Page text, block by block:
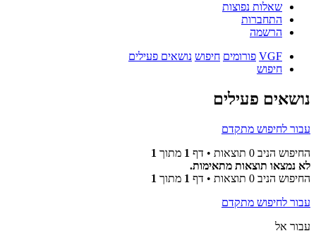
שאלות נפוצות
התחברות
הרשמה
VGF פורומים חיפוש נושאים פעילים
חיפוש
נושאים פעילים
עבור לחיפוש מתקדם
החיפוש הניב 0 תוצאות • דף
1 מתוך 1
לא נמצאו תוצאות מתאימות.
החיפוש הניב 0 תוצאות • דף
1 מתוך 1
עבור לחיפוש מתקדם
עבור אל